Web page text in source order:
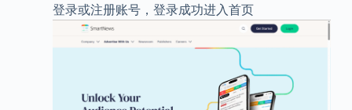
登录或注册账号，登录成功进入首页